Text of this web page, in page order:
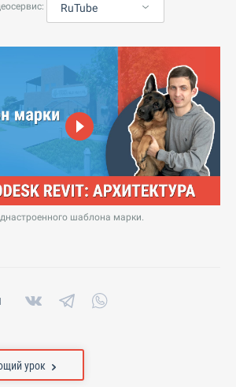
RuTube
шаблона марки.
урок